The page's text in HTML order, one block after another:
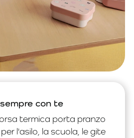
con te
termica porta pranzo
l'asilo, la scuola, le gite